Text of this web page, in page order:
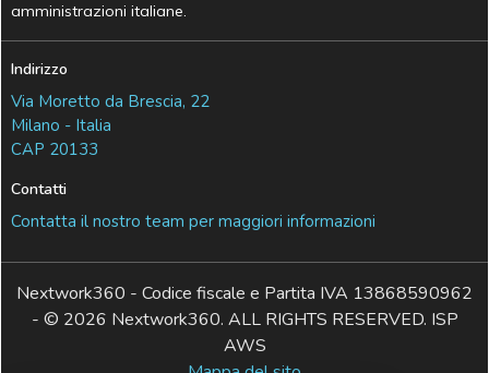
amministrazioni italiane.
Indirizzo
Via Moretto da Brescia, 22
Milano - Italia
CAP 20133
Contatti
Contatta il nostro team per maggiori informazioni
Nextwork360 - Codice fiscale e Partita IVA 13868590962
- © 2026 Nextwork360. ALL RIGHTS RESERVED. ISP
AWS